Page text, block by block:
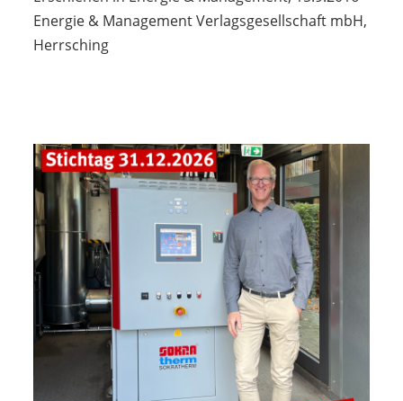
Energie & Management Verlagsgesellschaft mbH,
Herrsching